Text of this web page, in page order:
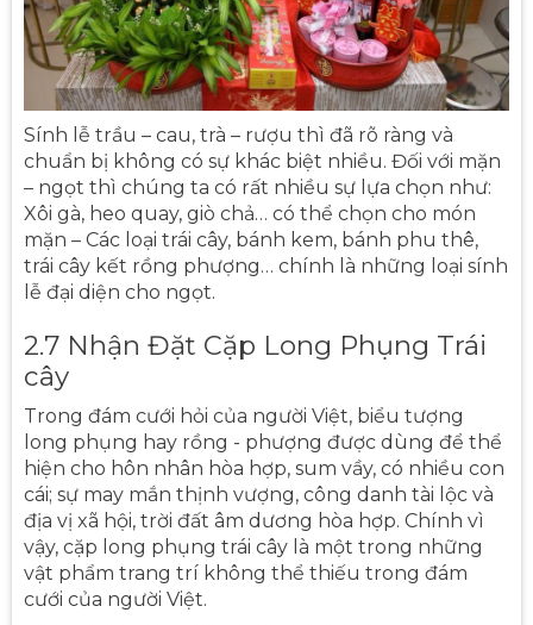
Sính lễ trầu – cau, trà – rượu thì đã rõ ràng và
chuẩn bị không có sự khác biệt nhiều. Đối với mặn
– ngọt thì chúng ta có rất nhiều sự lựa chọn như:
Xôi gà, heo quay, giò chả… có thể chọn cho món
mặn – Các loại trái cây, bánh kem, bánh phu thê,
trái cây kết rồng phượng… chính là những loại sính
lễ đại diện cho ngọt.
2.7 Nhận Đặt Cặp Long Phụng Trái
cây
Trong đám cưới hỏi của người Việt, biểu tượng
long phụng hay rồng - phượng được dùng để thể
hiện cho hôn nhân hòa hợp, sum vầy, có nhiều con
cái; sự may mắn thịnh vượng, công danh tài lộc và
địa vị xã hội, trời đất âm dương hòa hợp. Chính vì
vậy, cặp long phụng trái cây là một trong những
vật phẩm trang trí không thể thiếu trong đám
cưới của người Việt.